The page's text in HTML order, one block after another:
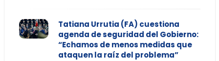
Tatiana Urrutia (FA) cuestiona
agenda de seguridad del Gobierno:
“Echamos de menos medidas que
ataquen la raíz del problema”